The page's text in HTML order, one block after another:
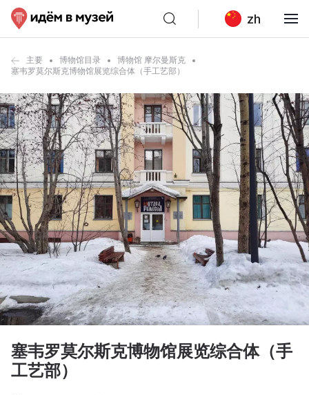
zh
主要 博物馆目录
博物馆 摩尔曼斯克
塞韦罗莫尔斯克博物馆展览综合体（手工艺部）
塞韦罗莫尔斯克博物馆展览综合体（手
工艺部）